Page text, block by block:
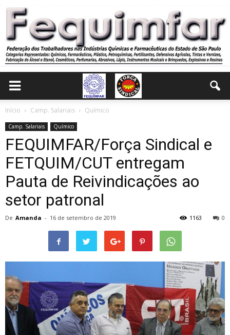
Início Camp. Salariais Químico
Camp. Salariais Químico
FEQUIMFAR/Força Sindical e
FETQUIM/CUT entregam
Pauta de Reivindicações ao
setor patronal
De Amanda - 16 de setembro de 2019 0
1163